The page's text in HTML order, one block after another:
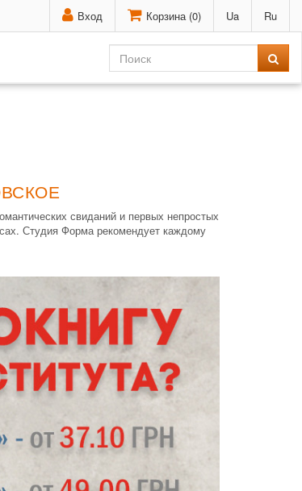
Вход Корзина (0) Ua Ru
свиданий и первых непростых
Студия Форма рекомендует каждому